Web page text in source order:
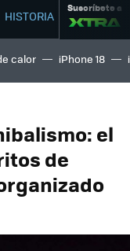
HISTORIA Suscríbete a
calor iPhone 18
el
de